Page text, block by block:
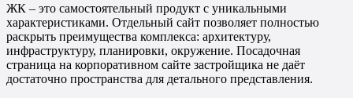
ЖК – это самостоятельный продукт с уникальными
характеристиками. Отдельный сайт позволяет полностью
раскрыть преимущества комплекса: архитектуру,
инфраструктуру, планировки, окружение. Посадочная
страница на корпоративном сайте застройщика не даёт
достаточно пространства для детального представления.